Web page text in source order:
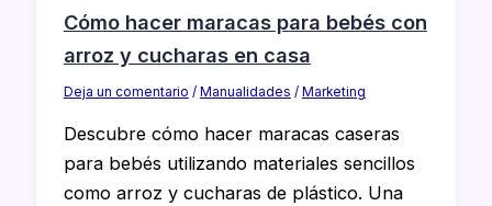
Cómo hacer maracas para bebés con
arroz y cucharas en casa
Deja un comentario / Manualidades / Marketing
Descubre cómo hacer maracas caseras
para bebés utilizando materiales sencillos
como arroz y cucharas de plástico. Una